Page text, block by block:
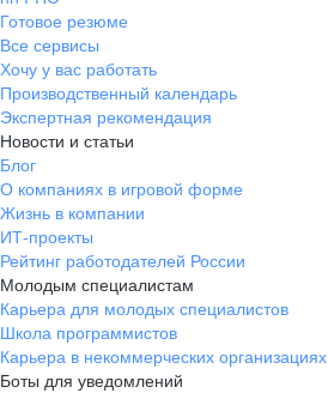
Готовое резюме
Все сервисы
Хочу у вас работать
Производственный календарь
Экспертная рекомендация
Новости и статьи
Блог
О компаниях в игровой форме
Жизнь в компании
ИТ-проекты
Рейтинг работодателей России
Молодым специалистам
Карьера для молодых специалистов
Школа программистов
Карьера в некоммерческих организациях
Боты для уведомлений